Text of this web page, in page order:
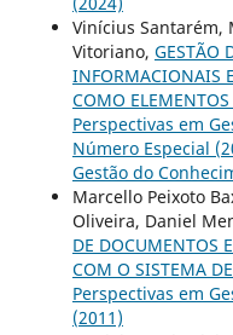
Vinícius Santarém,
Vitoriano, GESTÃO
INFORMACIONAIS
COMO
Perspectivas em
Número Especial
Gestão do
Marcello Peixoto
Oliveira, Daniel
DE DOCUMENTOS
COM O SISTEMA
Perspectivas em
(2011)